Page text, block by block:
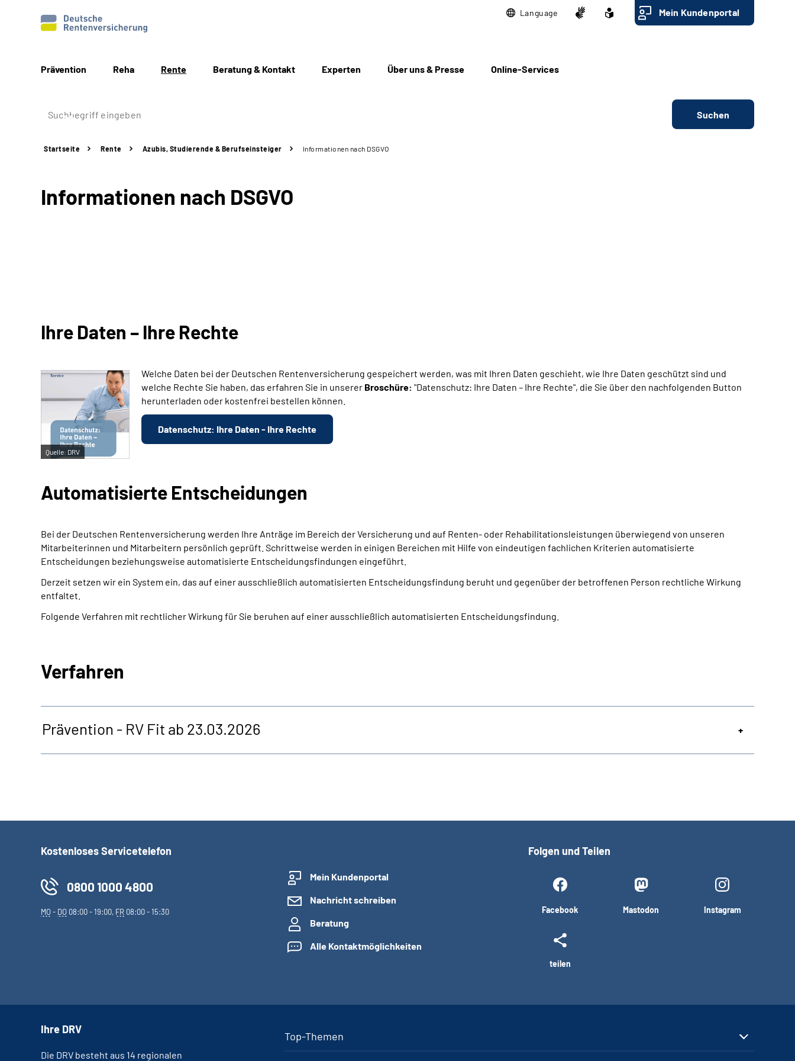
Language Mein Kundenportal
Prävention Reha Rente Beratung & Kontakt Experten Über uns & Presse Online-Services
Suchen
Startseite Rente Azubis, Studierende & Berufseinsteiger Informationen nach DSGVO
Informationen nach DSGVO
Ihre Daten – Ihre Rechte
Quelle: DRV
Welche Daten bei der Deutschen Rentenversicherung gespeichert werden, was mit Ihren Daten geschieht, wie Ihre Daten geschützt sind und
welche Rechte Sie haben, das erfahren Sie in unserer Broschüre: "Datenschutz: Ihre Daten – Ihre Rechte", die Sie über den nachfolgenden Button
herunterladen oder kostenfrei bestellen können.
Datenschutz: Ihre Daten - Ihre Rechte
Automatisierte Entscheidungen
Bei der Deutschen Rentenversicherung werden Ihre Anträge im Bereich der Versicherung und auf Renten- oder Rehabilitationsleistungen überwiegend von unseren
Mitarbeiterinnen und Mitarbeitern persönlich geprüft. Schrittweise werden in einigen Bereichen mit Hilfe von eindeutigen fachlichen Kriterien automatisierte
Entscheidungen beziehungsweise automatisierte Entscheidungsfindungen eingeführt.
Derzeit setzen wir ein System ein, das auf einer ausschließlich automatisierten Entscheidungs­findung beruht und gegenüber der betroffenen Person rechtliche Wirkung
entfaltet.
Folgende Verfahren mit rechtlicher Wirkung für Sie beruhen auf einer ausschließlich automatisierten Entscheidungs­findung.
Verfahren
Prävention - RV Fit ab 23.03.2026
Kostenloses Servicetelefon
0800 1000 4800
MO- DO 08:00 - 19:00, FR 08:00 - 15:30
Mein Kundenportal
Nachricht schreiben
Beratung
Alle Kontaktmöglichkeiten
Folgen und Teilen
Facebook Mastodon Instagram
teilen
Top-Themen
Ihre DRV
Die DRV besteht aus 14 regionalen